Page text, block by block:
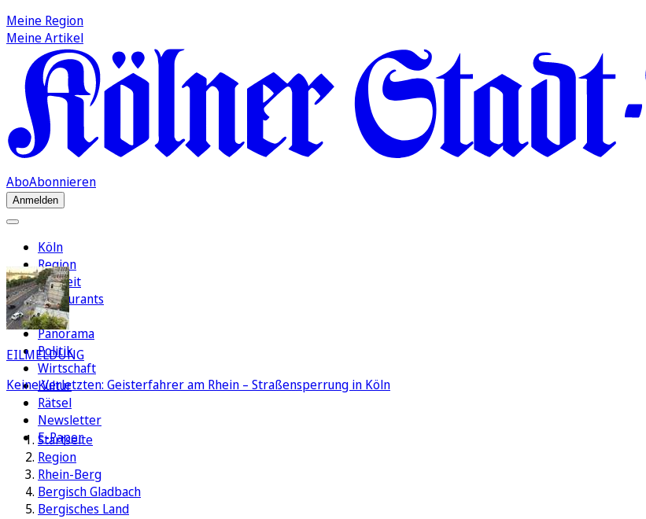
Meine Region
Meine Artikel
AboAbonnieren
Anmelden
Köln
Region
Freizeit
Restaurants
FC
Panorama
Politik
Wirtschaft
Kultur
Rätsel
Newsletter
E-Paper
EILMELDUNG
Keine Verletzten: Geisterfahrer am Rhein – Straßensperrung in Köln
Startseite
Region
Rhein-Berg
Bergisch Gladbach
Bergisches Land